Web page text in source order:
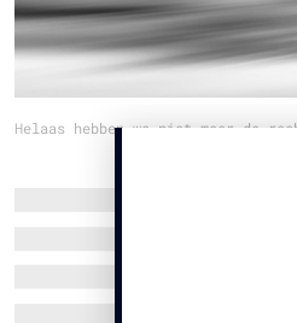
Helaas hebben we niet meer de